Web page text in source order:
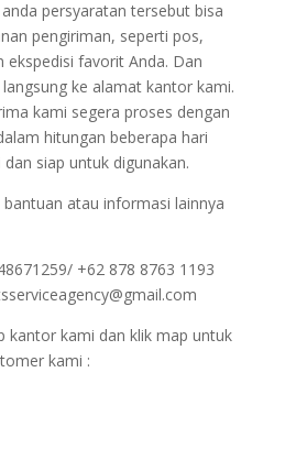
persyaratan tersebut bisa
pengiriman, seperti pos,
ekspedisi favorit Anda. Dan
ke alamat kantor kami.
kami segera proses dengan
hitungan beberapa hari
siap untuk digunakan.
bantuan atau informasi lainnya
+62 878 8763 1193
kantor kami dan klik map untuk
kami :